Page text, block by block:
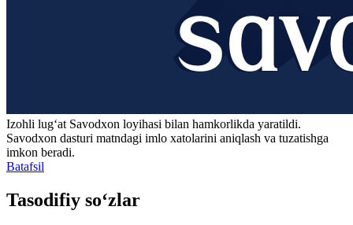
Izohli lugʻat Savodxon loyihasi bilan hamkorlikda yaratildi.
Savodxon dasturi matndagi imlo xatolarini aniqlash va tuzatishga
imkon beradi.
Batafsil
Tasodifiy so‘zlar